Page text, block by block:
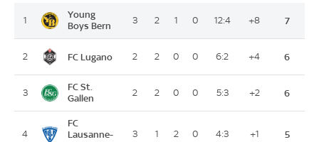
1
Young
Boys Bern
3 2 1 0 12:4 +8 7
2 FC Lugano 2 2 0 0 6:2 +4 6
3
FC St.
Gallen
2 2 0 0 5:3 +2 6
4
FC
Lausanne-
3 1 2 0 4:3 +1 5